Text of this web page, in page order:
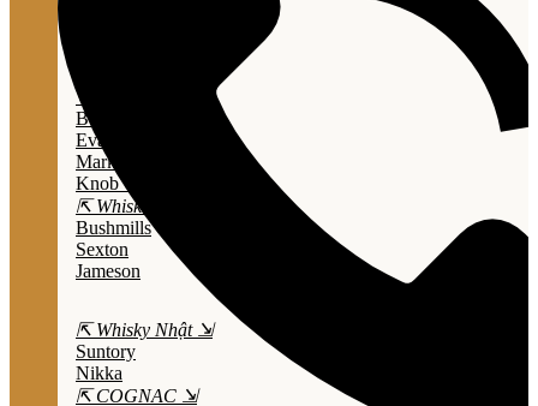
Wild Turkey
Bulleit Bourbon
Evan Williams
Marker's Mark
Knob Creek
⇱ Whiskey Ailen ⇲
Bushmills
Sexton
Jameson
⇱ Whisky Nhật ⇲
Suntory
Nikka
⇱ COGNAC ⇲